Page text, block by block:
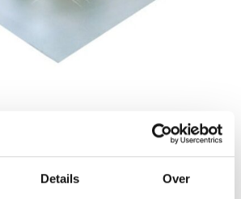
Details Over
1120 mm (1170 mm)